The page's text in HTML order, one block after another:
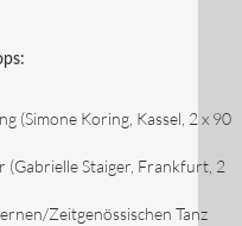
(Simone Koring, Kassel, 2 x 90
Staiger, Frankfurt, 2
Zeitgenössischen Tanz